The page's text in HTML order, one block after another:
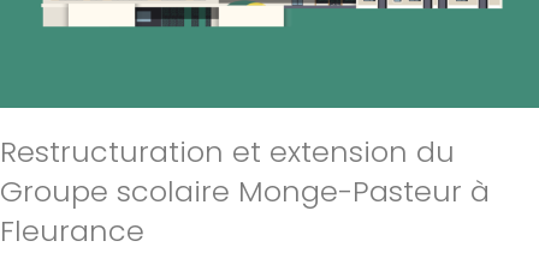
Restructuration et extension du
Groupe scolaire Monge-Pasteur à
Fleurance